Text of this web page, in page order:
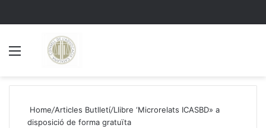
Home/Articles Butlletí/Llibre ‘Microrelats ICASBD» a
disposició de forma gratuïta